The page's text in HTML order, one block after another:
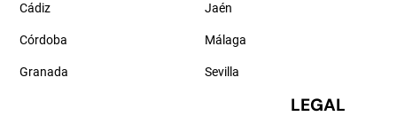
Cádiz
Córdoba
Granada
Jaén
Málaga
Sevilla
LEGAL